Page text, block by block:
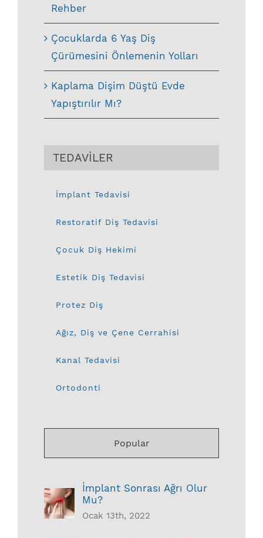
Rehber
Çocuklarda 6 Yaş Diş
Çürümesini Önlemenin Yolları
Kaplama Dişim Düştü Evde
Yapıştırılır Mı?
TEDAVİLER
İmplant Tedavisi
Restoratif Diş Tedavisi
Çocuk Diş Hekimi
Estetik Diş Tedavisi
Protez Diş
Ağız, Diş ve Çene Cerrahisi
Kanal Tedavisi
Ortodonti
Popular
İmplant Sonrası Ağrı Olur
Mu?
Ocak 13th, 2022